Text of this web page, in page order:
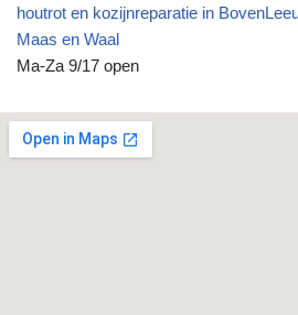
houtrot en kozijnreparatie in
Maas en Waal
Ma-Za 9/17 open